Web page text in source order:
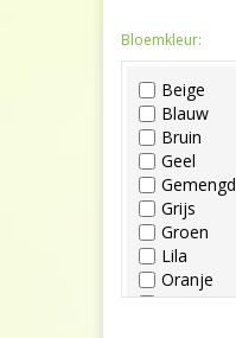
December
Bloemkleur:
Beige
Blauw
Bruin
Geel
Gemengd
Grijs
Groen
Lila
Oranje
Paars